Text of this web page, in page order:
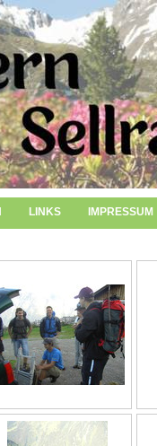
LINKS IMPRESSUM